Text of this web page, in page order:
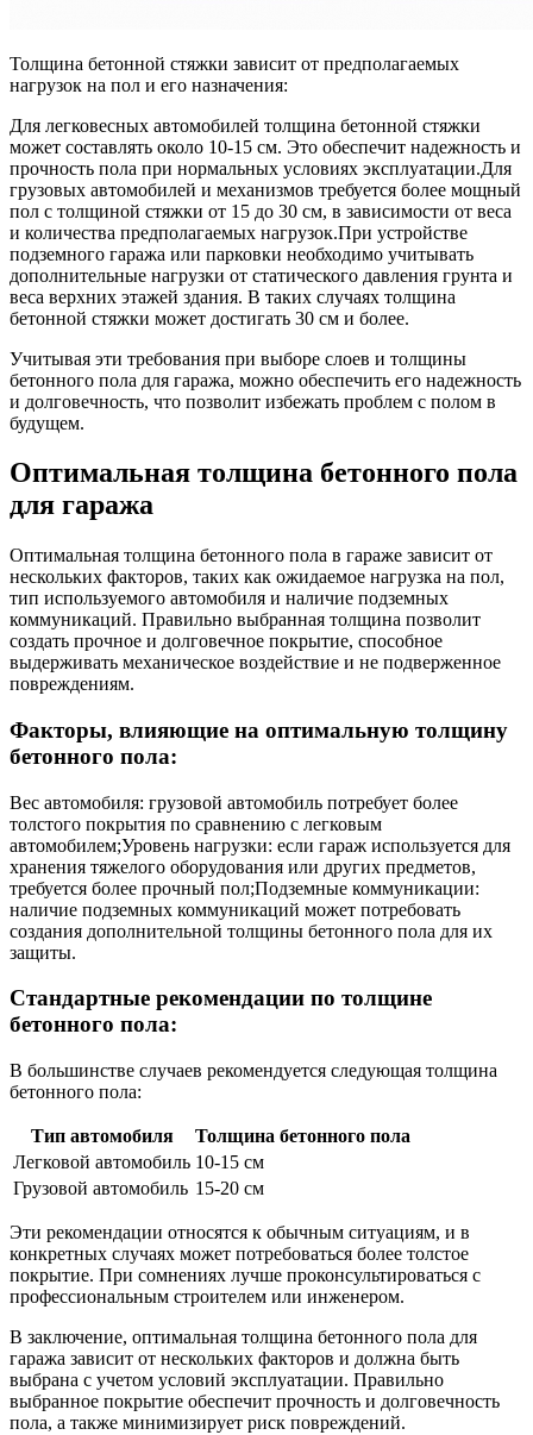
Толщина бетонной стяжки зависит от предполагаемых
нагрузок на пол и его назначения:
Для легковесных автомобилей толщина бетонной стяжки
может составлять около 10-15 см. Это обеспечит надежность и
прочность пола при нормальных условиях эксплуатации.Для
грузовых автомобилей и механизмов требуется более мощный
пол с толщиной стяжки от 15 до 30 см, в зависимости от веса
и количества предполагаемых нагрузок.При устройстве
подземного гаража или парковки необходимо учитывать
дополнительные нагрузки от статического давления грунта и
веса верхних этажей здания. В таких случаях толщина
бетонной стяжки может достигать 30 см и более.
Учитывая эти требования при выборе слоев и толщины
бетонного пола для гаража, можно обеспечить его надежность
и долговечность, что позволит избежать проблем с полом в
будущем.
Оптимальная толщина бетонного пола
для гаража
Оптимальная толщина бетонного пола в гараже зависит от
нескольких факторов, таких как ожидаемое нагрузка на пол,
тип используемого автомобиля и наличие подземных
коммуникаций. Правильно выбранная толщина позволит
создать прочное и долговечное покрытие, способное
выдерживать механическое воздействие и не подверженное
повреждениям.
Факторы, влияющие на оптимальную толщину
бетонного пола:
Вес автомобиля: грузовой автомобиль потребует более
толстого покрытия по сравнению с легковым
автомобилем;Уровень нагрузки: если гараж используется для
хранения тяжелого оборудования или других предметов,
требуется более прочный пол;Подземные коммуникации:
наличие подземных коммуникаций может потребовать
создания дополнительной толщины бетонного пола для их
защиты.
Стандартные рекомендации по толщине
бетонного пола:
В большинстве случаев рекомендуется следующая толщина
бетонного пола:
Тип автомобиля
Толщина бетонного пола
Легковой автомобиль 10-15 см
Грузовой автомобиль 15-20 см
Эти рекомендации относятся к обычным ситуациям, и в
конкретных случаях может потребоваться более толстое
покрытие. При сомнениях лучше проконсультироваться с
профессиональным строителем или инженером.
В заключение, оптимальная толщина бетонного пола для
гаража зависит от нескольких факторов и должна быть
выбрана с учетом условий эксплуатации. Правильно
выбранное покрытие обеспечит прочность и долговечность
пола, а также минимизирует риск повреждений.